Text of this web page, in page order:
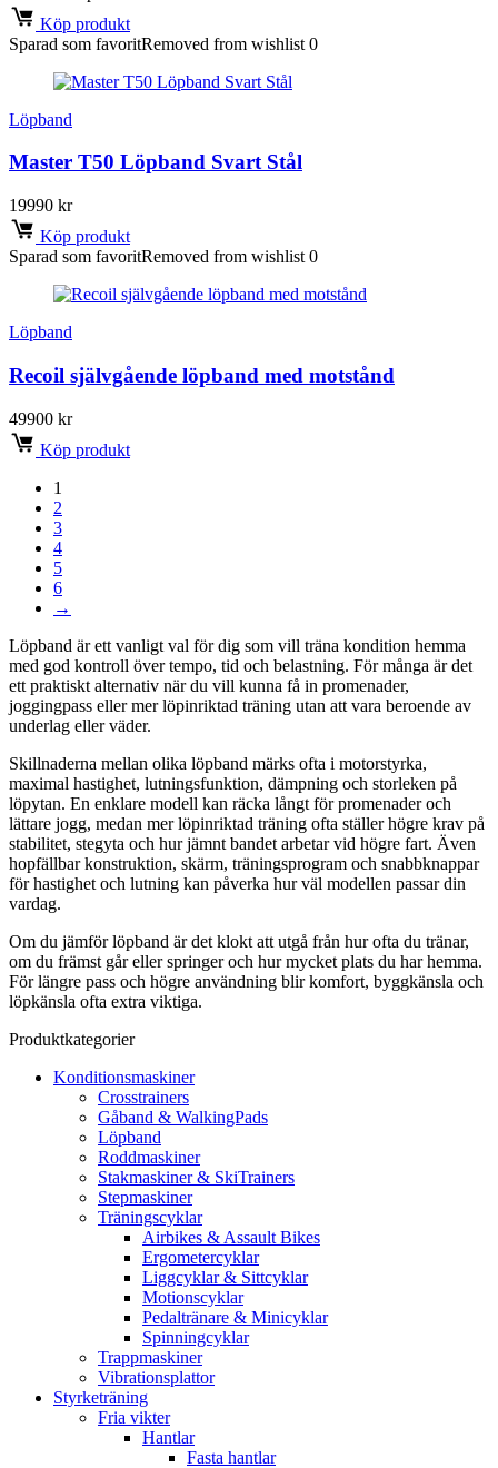
Köp produkt
Sparad som favoritRemoved from wishlist 0
Löpband
Master T50 Löpband Svart Stål
19990 kr
Köp produkt
Sparad som favoritRemoved from wishlist 0
Löpband
Recoil självgående löpband med motstånd
49900 kr
Köp produkt
1
2
3
4
5
6
→
Löpband är ett vanligt val för dig som vill träna kondition hemma
med god kontroll över tempo, tid och belastning. För många är det
ett praktiskt alternativ när du vill kunna få in promenader,
joggingpass eller mer löpinriktad träning utan att vara beroende av
underlag eller väder.
Skillnaderna mellan olika löpband märks ofta i motorstyrka,
maximal hastighet, lutningsfunktion, dämpning och storleken på
löpytan. En enklare modell kan räcka långt för promenader och
lättare jogg, medan mer löpinriktad träning ofta ställer högre krav på
stabilitet, stegyta och hur jämnt bandet arbetar vid högre fart. Även
hopfällbar konstruktion, skärm, träningsprogram och snabbknappar
för hastighet och lutning kan påverka hur väl modellen passar din
vardag.
Om du jämför löpband är det klokt att utgå från hur ofta du tränar,
om du främst går eller springer och hur mycket plats du har hemma.
För längre pass och högre användning blir komfort, byggkänsla och
löpkänsla ofta extra viktiga.
Produktkategorier
Konditionsmaskiner
Crosstrainers
Gåband & WalkingPads
Löpband
Roddmaskiner
Stakmaskiner & SkiTrainers
Stepmaskiner
Träningscyklar
Airbikes & Assault Bikes
Ergometercyklar
Liggcyklar & Sittcyklar
Motionscyklar
Pedaltränare & Minicyklar
Spinningcyklar
Trappmaskiner
Vibrationsplattor
Styrketräning
Fria vikter
Hantlar
Fasta hantlar